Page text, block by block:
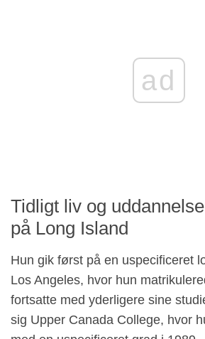
ad
Tidligt liv og
på Long Island
Hun gik først på en uspecificeret
Los Angeles, hvor hun
fortsatte med yderligere sine
sig Upper Canada College, hvor